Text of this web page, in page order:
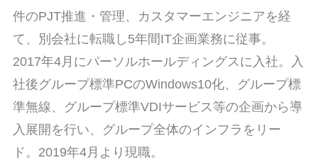
件のPJT推進・管理、カスタマーエンジニアを経
て、別会社に転職し5年間IT企画業務に従事。
2017年4月にパーソルホールディングスに入社。入
社後グループ標準PCのWindows10化、グループ標
準無線、グループ標準VDIサービス等の企画から導
入展開を行い、グループ全体のインフラをリー
ド。2019年4月より現職。